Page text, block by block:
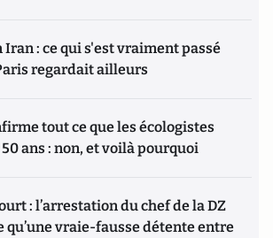
Iran : ce qui s'est vraiment passé
regardait ailleurs
tout ce que les écologistes
ans : non, et voilà pourquoi
: l’arrestation du chef de la DZ
qu’une vraie-fausse détente entre